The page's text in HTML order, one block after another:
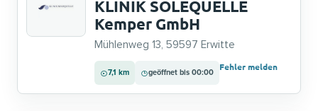
KLINIK SOLEQUELLE
Kemper GmbH
Mühlenweg 13, 59597 Erwitte
7,1 km geöffnet bis 00:00
Fehler melden